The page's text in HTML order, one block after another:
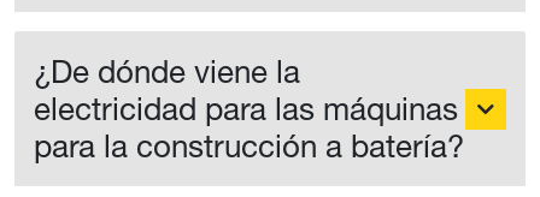
¿De dónde viene la
electricidad para las máquinas
para la construcción a batería?